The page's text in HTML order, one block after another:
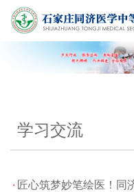
学习交流